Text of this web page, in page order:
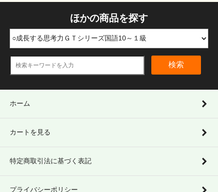
ほかの商品を探す
検索
ホーム
カートを見る
特定商取引法に基づく表記
プライバシーポリシー